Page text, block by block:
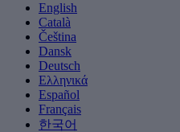
English
Català
Čeština
Dansk
Deutsch
Ελληνικά
Español
Français
한국어